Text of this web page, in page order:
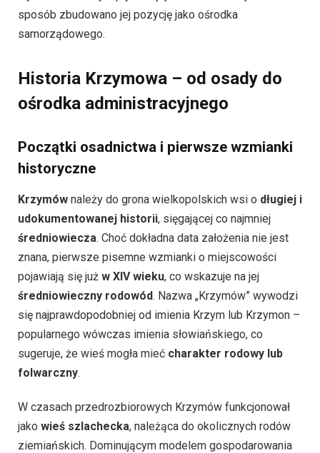
sposób zbudowano jej pozycję jako ośrodka
samorządowego.
Historia Krzymowa – od osady do
ośrodka administracyjnego
Początki osadnictwa i pierwsze wzmianki
historyczne
Krzymów należy do grona wielkopolskich wsi o długiej i
udokumentowanej historii, sięgającej co najmniej
średniowiecza. Choć dokładna data założenia nie jest
znana, pierwsze pisemne wzmianki o miejscowości
pojawiają się już w XIV wieku, co wskazuje na jej
średniowieczny rodowód. Nazwa „Krzymów” wywodzi
się najprawdopodobniej od imienia Krzym lub Krzymon –
popularnego wówczas imienia słowiańskiego, co
sugeruje, że wieś mogła mieć charakter rodowy lub
folwarczny.
W czasach przedrozbiorowych Krzymów funkcjonował
jako wieś szlachecka, należąca do okolicznych rodów
ziemiańskich. Dominującym modelem gospodarowania